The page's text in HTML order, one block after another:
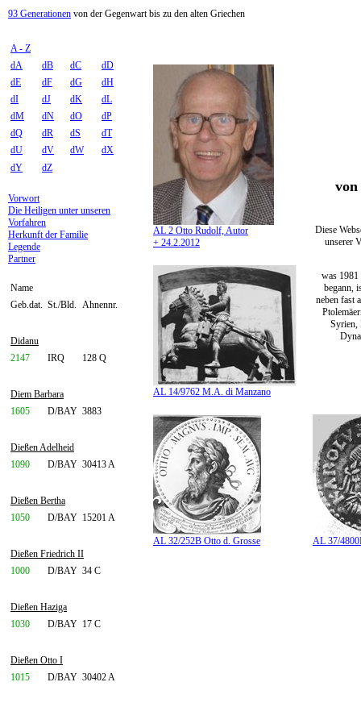
93 Generationen von der Gegenwart bis zu den alten Griechen
A - Z
dA
dB dC
dD
dE
dF dG
dH
dI
dJ dK
dL
dM
dN dO
dP
dQ
dR dS
dT
dU
dV dW
dX
dY
dZ
Vorwort
Die Heiligen unter unseren
Vorfahren
Herkunft der Familie
Legende
Partner
Name
Geb.dat. St./Bld. Ahnennr.
Didanu
2147
IRQ 128 Q
Diem Barbara
1605
D/BAY 3883
Dießen Adelheid
1090
D/BAY 30413 A
Dießen Bertha
1050
D/BAY 15201 A
Dießen Friedrich II
1000
D/BAY 34 C
Dießen Haziga
1030
D/BAY 17 C
Dießen Otto I
1015
D/BAY 30402 A
AL 2 Otto Rudolf, Autor
+ 24.2.2012
von
Diese
unserer
was 1981
begann,
neben fast
Syrien,
AL 14/9762 M.A. di Manzano
AL 32/252B Otto d. Grosse AL 37/